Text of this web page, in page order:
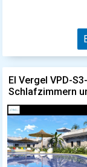
El Vergel VPD-
Schlafzimmern